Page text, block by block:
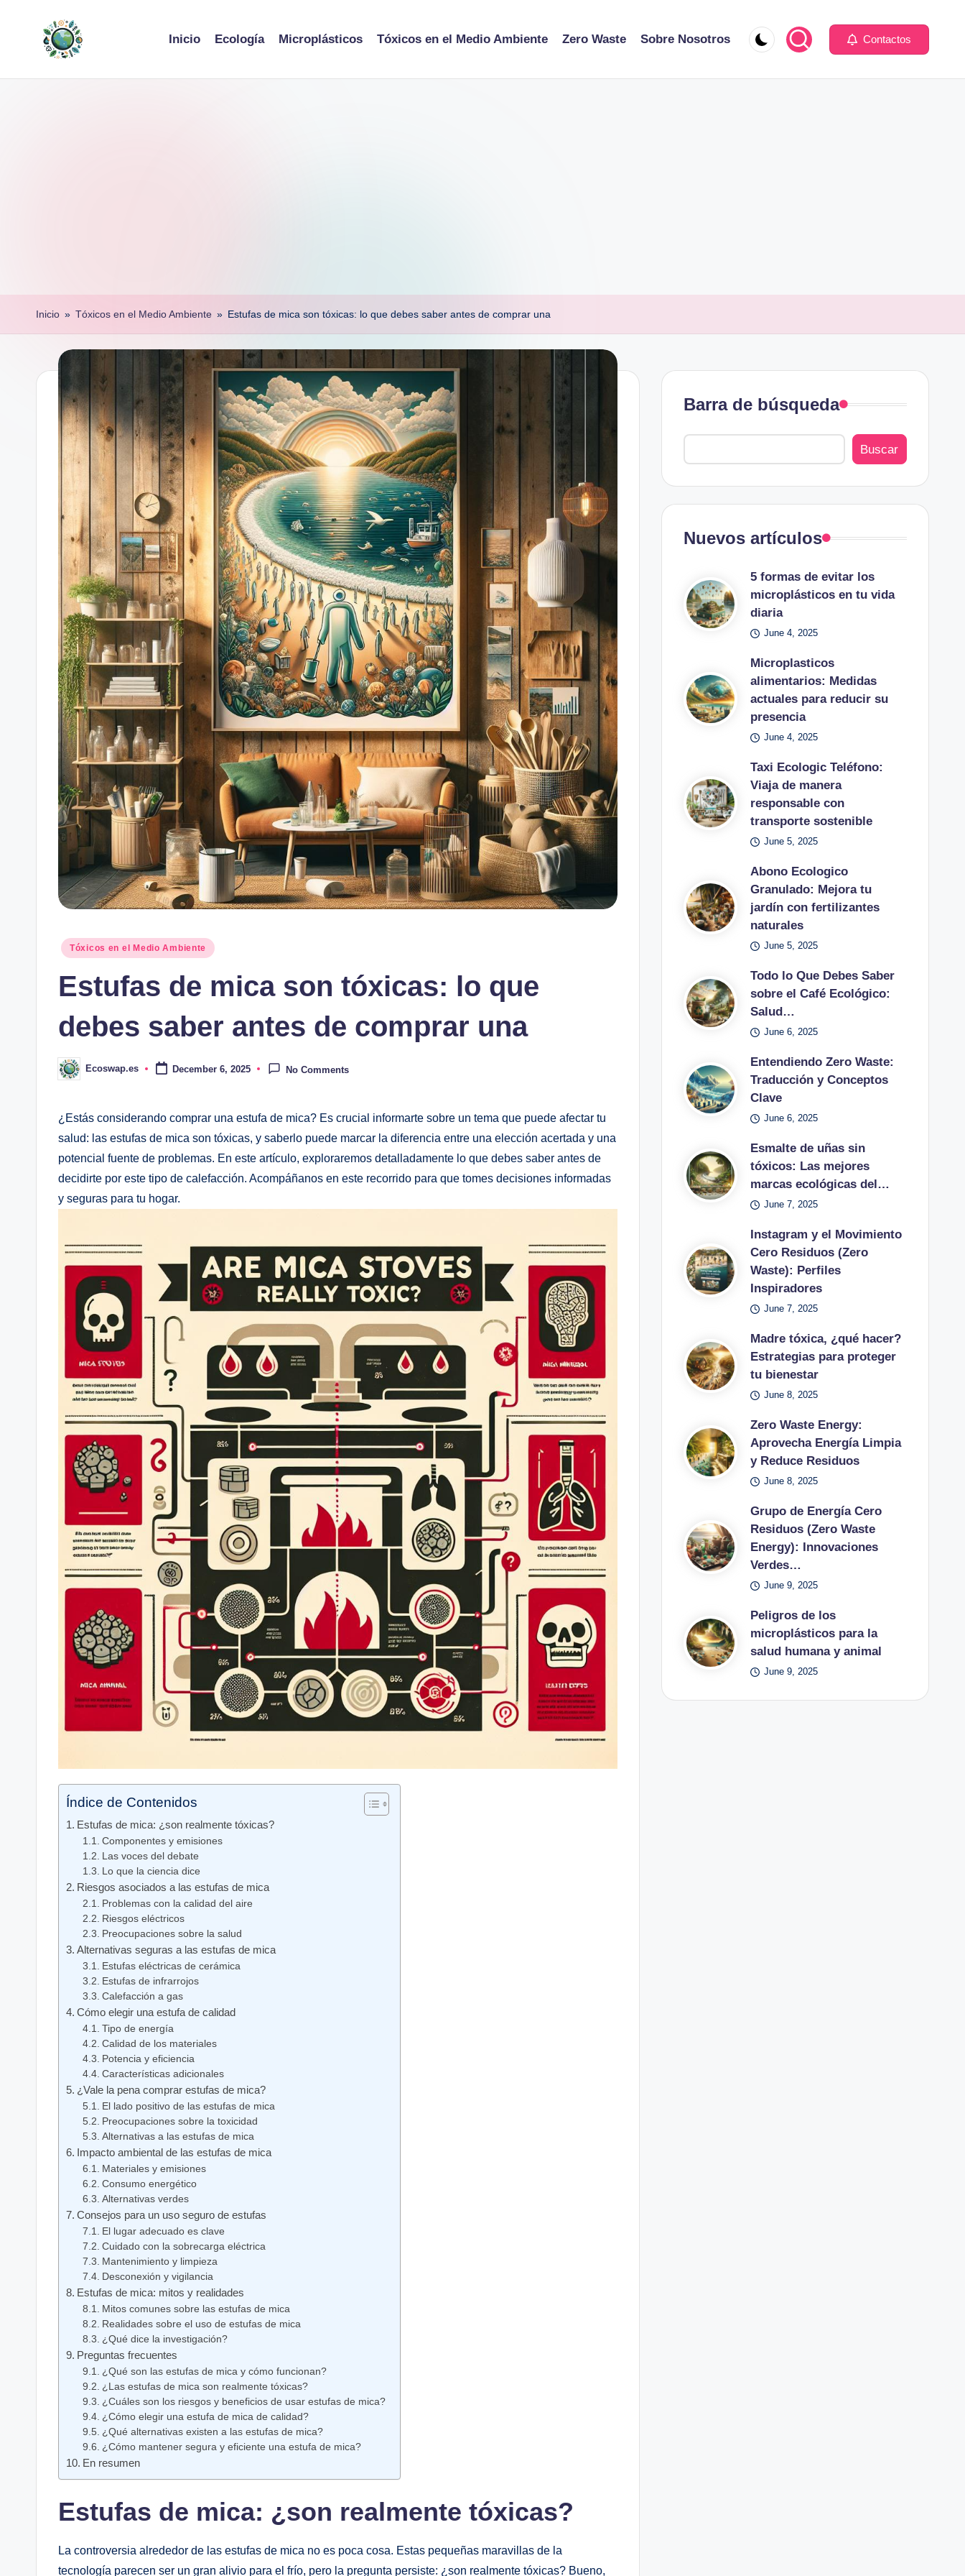
content
Inicio Ecología Microplásticos Tóxicos en el Medio Ambiente Zero Waste Sobre Nosotros Contactos
Inicio » Tóxicos en el Medio Ambiente » Estufas de mica son tóxicas: lo que debes saber antes de comprar una
Posted
Tóxicos en el Medio Ambiente
Estufas de mica son tóxicas: lo que
debes saber antes de comprar una
Posted
by
Ecoswap.es December 6, 2025 No Comments
¿Estás considerando comprar una estufa de mica? Es crucial informarte sobre un tema que puede afectar tu
salud: las estufas de mica son tóxicas, y saberlo puede marcar la diferencia entre una elección acertada y una
potencial fuente de problemas. En este artículo, exploraremos detalladamente lo que debes saber antes de
decidirte por este tipo de calefacción. Acompáñanos en este recorrido para que tomes decisiones informadas
y seguras para tu hogar.
Índice de Contenidos
Estufas de mica: ¿son realmente tóxicas?
Componentes y emisiones
Las voces del debate
Lo que la ciencia dice
Riesgos asociados a las estufas de mica
Problemas con la calidad del aire
Riesgos eléctricos
Preocupaciones sobre la salud
Alternativas seguras a las estufas de mica
Estufas eléctricas de cerámica
Estufas de infrarrojos
Calefacción a gas
Cómo elegir una estufa de calidad
Tipo de energía
Calidad de los materiales
Potencia y eficiencia
Características adicionales
¿Vale la pena comprar estufas de mica?
El lado positivo de las estufas de mica
Preocupaciones sobre la toxicidad
Alternativas a las estufas de mica
Impacto ambiental de las estufas de mica
Materiales y emisiones
Consumo energético
Alternativas verdes
Consejos para un uso seguro de estufas
El lugar adecuado es clave
Cuidado con la sobrecarga eléctrica
Mantenimiento y limpieza
Desconexión y vigilancia
Estufas de mica: mitos y realidades
Mitos comunes sobre las estufas de mica
Realidades sobre el uso de estufas de mica
¿Qué dice la investigación?
Preguntas frecuentes
¿Qué son las estufas de mica y cómo funcionan?
¿Las estufas de mica son realmente tóxicas?
¿Cuáles son los riesgos y beneficios de usar estufas de mica?
¿Cómo elegir una estufa de mica de calidad?
¿Qué alternativas existen a las estufas de mica?
¿Cómo mantener segura y eficiente una estufa de mica?
En resumen
Estufas de mica: ¿son realmente tóxicas?
La controversia alrededor de las estufas de mica no es poca cosa. Estas pequeñas maravillas de la
tecnología parecen ser un gran alivio para el frío, pero la pregunta persiste: ¿son realmente tóxicas? Bueno,
Barra de búsqueda
Buscar
Nuevos artículos
5 formas de evitar los
microplásticos en tu vida
diaria
June 4, 2025
Microplasticos
alimentarios: Medidas
actuales para reducir su
presencia
June 4, 2025
Taxi Ecologic Teléfono:
Viaja de manera
responsable con
transporte sostenible
June 5, 2025
Abono Ecologico
Granulado: Mejora tu
jardín con fertilizantes
naturales
June 5, 2025
Todo lo Que Debes Saber
sobre el Café Ecológico:
Salud…
June 6, 2025
Entendiendo Zero Waste:
Traducción y Conceptos
Clave
June 6, 2025
Esmalte de uñas sin
tóxicos: Las mejores
marcas ecológicas del…
June 7, 2025
Instagram y el Movimiento
Cero Residuos (Zero
Waste): Perfiles
Inspiradores
June 7, 2025
Madre tóxica, ¿qué hacer?
Estrategias para proteger
tu bienestar
June 8, 2025
Zero Waste Energy:
Aprovecha Energía Limpia
y Reduce Residuos
June 8, 2025
Grupo de Energía Cero
Residuos (Zero Waste
Energy): Innovaciones
Verdes…
June 9, 2025
Peligros de los
microplásticos para la
salud humana y animal
June 9, 2025